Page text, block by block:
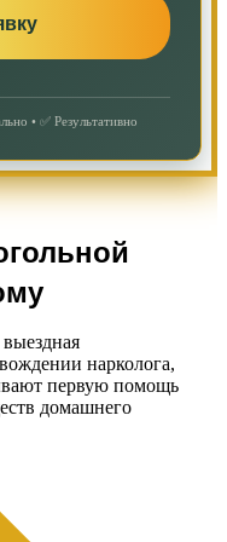
• ✅ Результативно
нарколога,
первую помощь
домашнего